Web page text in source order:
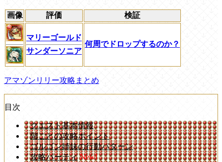
画像 評価 検証
マリーゴールド
サンダーソニア
何周でドロップするのか？
アマゾンリリー攻略まとめ
目次
クエスト基本情報
階ごとの攻略ポイント
ゴルゴン姉妹の行動パターン
攻略パーティNew!